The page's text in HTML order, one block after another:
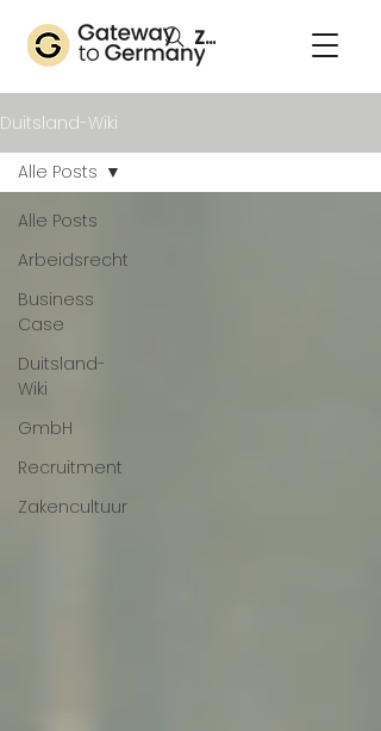
Zoeken
Duitsland-Wiki
Alle Posts
Arbeidsrecht
Business
Case
Duitsland-
Wiki
GmbH
Recruitment
Zakencultuur
Alle Posts